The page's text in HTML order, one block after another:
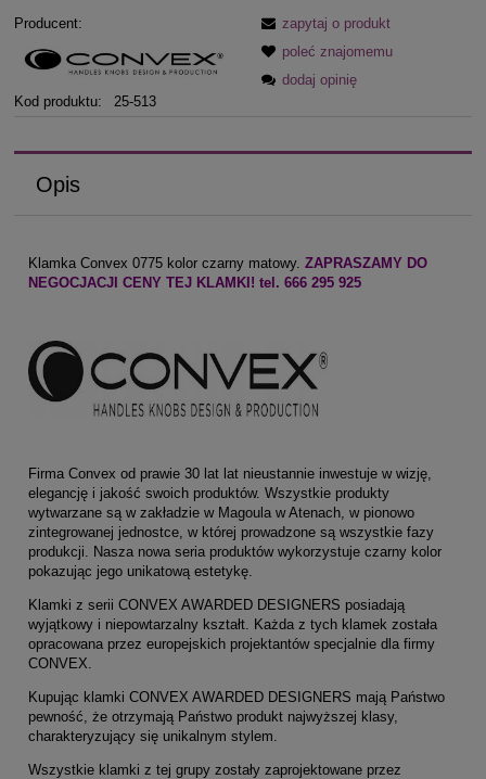
Producent:
Kod produktu: 25-513
zapytaj o produkt
poleć znajomemu
dodaj opinię
Opis
Klamka Convex 0775 kolor czarny matowy. ZAPRASZAMY DO
NEGOCJACJI CENY TEJ KLAMKI! tel. 666 295 925
Firma Convex od prawie 30 lat lat nieustannie inwestuje w wizję,
elegancję i jakość swoich produktów. Wszystkie produkty
wytwarzane są w zakładzie w Magoula w Atenach, w pionowo
zintegrowanej jednostce, w której prowadzone są wszystkie fazy
produkcji. Nasza nowa seria produktów wykorzystuje czarny kolor
pokazując jego unikatową estetykę.
Klamki z serii CONVEX AWARDED DESIGNERS posiadają
wyjątkowy i niepowtarzalny kształt. Każda z tych klamek została
opracowana przez europejskich projektantów specjalnie dla firmy
CONVEX.
Kupując klamki CONVEX AWARDED DESIGNERS mają Państwo
pewność, że otrzymają Państwo produkt najwyższej klasy,
charakteryzujący się unikalnym stylem.
Wszystkie klamki z tej grupy zostały zaprojektowane przez